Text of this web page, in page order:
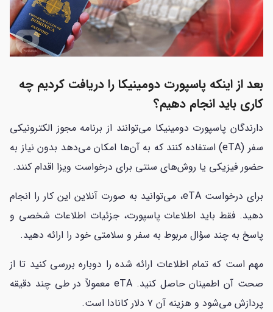
بعد از اینکه پاسپورت دومینیکا را دریافت کردیم چه
کاری باید انجام دهیم؟
دارندگان پاسپورت دومینیکا می‌توانند از برنامه مجوز الکترونیکی
سفر (eTA) استفاده کنند که به آن‌ها امکان می‌دهد بدون نیاز به
حضور فیزیکی یا روش‌های سنتی برای درخواست ویزا اقدام کنند.
برای درخواست eTA، می‌توانید به صورت آنلاین این کار را انجام
دهید. فقط باید اطلاعات پاسپورت، جزئیات اطلاعات شخصی و
پاسخ به چند سؤال مربوط به سفر و سلامتی خود را ارائه دهید.
مهم است که تمام اطلاعات ارائه شده را دوباره بررسی کنید تا از
صحت آن اطمینان حاصل کنید. eTA معمولاً در طی چند دقیقه
پردازش می‌شود و هزینه آن ۷ دلار کانادا است.